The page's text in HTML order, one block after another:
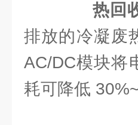
热回
排放的冷凝废
AC/DC模块将
耗可降低